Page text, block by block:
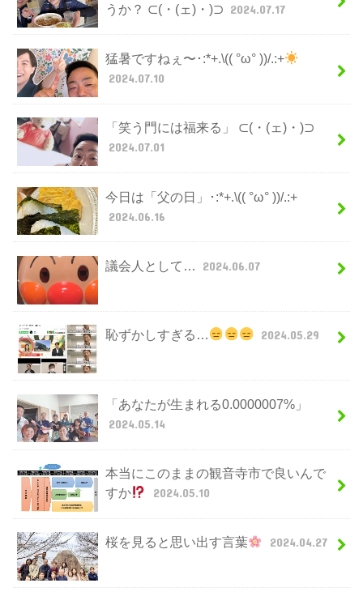
うか？ ⊂(・(ェ)・)⊃ 2024.07.17
猛暑ですねぇ〜･:*+.\(( °ω° ))/.:+
2024.07.10
「笑う門には福来る」 ⊂(・(ェ)・)⊃
2024.07.01
今日は「父の日」･:*+.\(( °ω° ))/.:+
2024.06.16
議会人として… 2024.06.07
恥ずかしすぎる… 2024.05.29
「あなたが生まれる0.0000007%」
2024.05.14
本当にこのままの観音寺市で良いんで
すか
2024.05.10
桜を見ると思い出す言葉 2024.04.27